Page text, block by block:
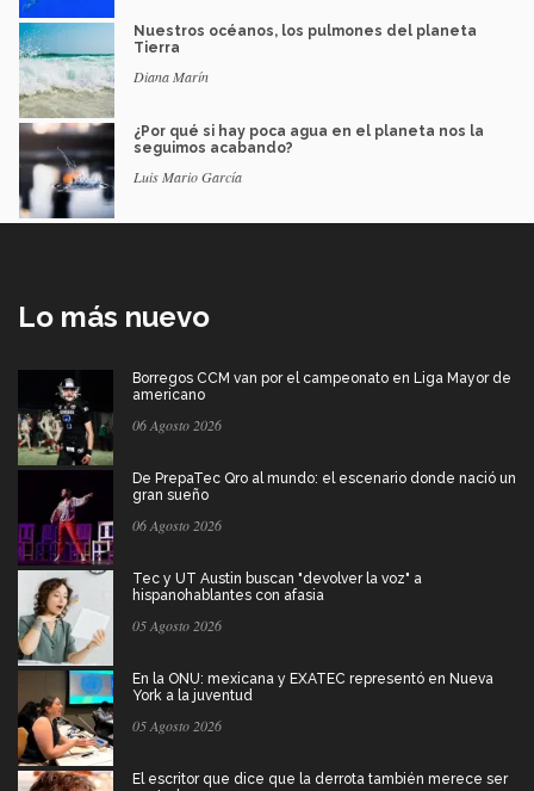
Nuestros océanos, los pulmones del planeta
Tierra
Diana Marín
¿Por qué si hay poca agua en el planeta nos la
seguimos acabando?
Luis Mario García
Lo más nuevo
Borregos CCM van por el campeonato en Liga Mayor de
americano
06 Agosto 2026
De PrepaTec Qro al mundo: el escenario donde nació un
gran sueño
06 Agosto 2026
Tec y UT Austin buscan "devolver la voz" a
hispanohablantes con afasia
05 Agosto 2026
En la ONU: mexicana y EXATEC representó en Nueva
York a la juventud
05 Agosto 2026
El escritor que dice que la derrota también merece ser